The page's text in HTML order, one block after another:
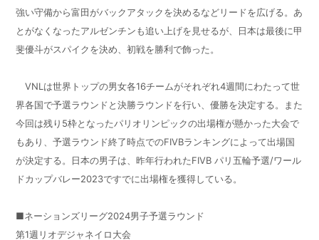
強い守備から富田がバックアタックを決めるなどリードを広げる。あ
とがなくなったアルゼンチンも追い上げを見せるが、日本は最後に甲
斐優斗がスパイクを決め、初戦を勝利で飾った。
VNLは世界トップの男女各16チームがそれぞれ4週間にわたって世
界各国で予選ラウンドと決勝ラウンドを行い、優勝を決定する。また
今回は残り5枠となったパリオリンピックの出場権が懸かった大会で
もあり、予選ラウンド終了時点でのFIVBランキングによって出場国
が決定する。日本の男子は、昨年行われたFIVB パリ五輪予選/ワール
ドカップバレー2023ですでに出場権を獲得している。
■ネーションズリーグ2024男子予選ラウンド
第1週リオデジャネイロ大会